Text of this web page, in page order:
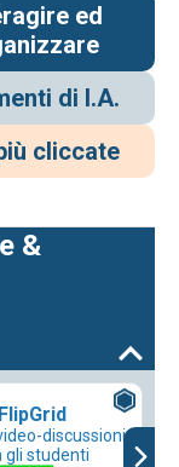
ed
di I.A.
cliccate
&
FlipGrid
discussioni
gli studenti